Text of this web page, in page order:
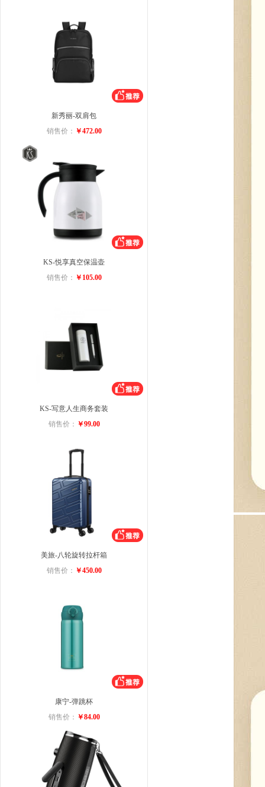
新秀丽-双肩包
销售价： ￥472.00
KS-悦享真空保温壶
销售价： ￥105.00
KS-写意人生商务套装
销售价： ￥99.00
美旅-八轮旋转拉杆箱
销售价： ￥450.00
康宁-弹跳杯
销售价： ￥84.00